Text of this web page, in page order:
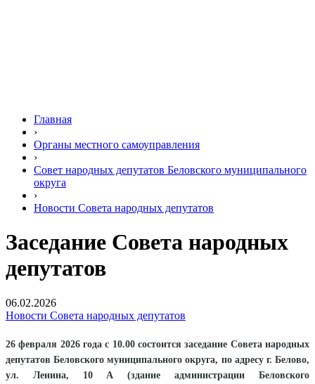
Главная
›
Органы местного самоуправления
›
Совет народных депутатов Беловского муниципального
округа
›
Новости Совета народных депутатов
Заседание Совета народных
депутатов
06.02.2026
Новости Совета народных депутатов
26 февраля 2026 года с 10.00 состоится заседание Совета народных
депутатов Беловского муниципального округа, по адресу г. Белово,
ул. Ленина, 10 А (здание администрации Беловского